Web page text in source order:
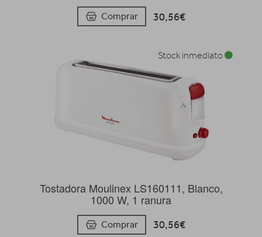
Comprar 30,56€
Tostadora Moulinex LS160111, Blanco,
1000 W, 1 ranura
Comprar 30,56€
Stock inmediato